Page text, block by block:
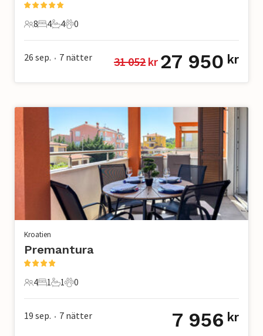
8 Gäster
8
4 Sovrum
4
4 Badrum
4
0 Husdjur
0
26 sep. • 7 nätter 31 052 kr 27 950 kr
Kroatien
Premantura
4 Gäster
4
1 Sovrum
1
1 Badrum
1
0 Husdjur
0
19 sep. • 7 nätter 7 956 kr